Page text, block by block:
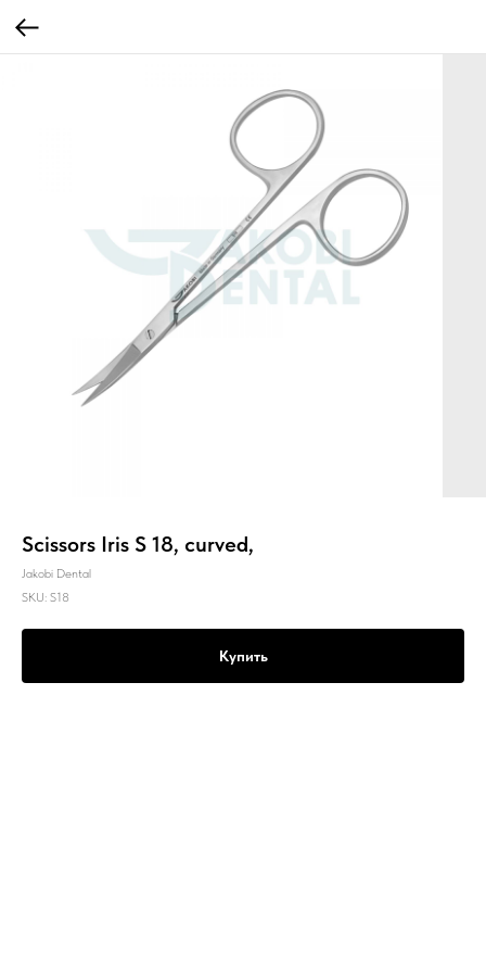
Scissors Iris S 18, curved,
Jakobi Dental
SKU: S18
Купить